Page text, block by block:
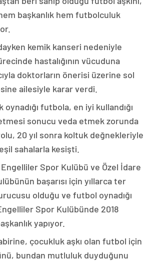
başkanlık hem futbolculuk
kemik kanseri nedeniyle
hastalığının vücuduna
doktorların önerisi üzerine sol
ailesiyle karar verdi.
futbola, en iyi kullandığı
sonucu veda etmek zorunda
20 yıl sonra koltuk değnekleriyle
sahalarla kesişti.
Spor Kulübü ve Özel İdare
başarısı için yıllarca ter
olduğu ve futbol oynadığı
Spor Kulübünde 2018
yapıyor.
çocukluk aşkı olan futbol için
bundan mutluluk duyduğunu